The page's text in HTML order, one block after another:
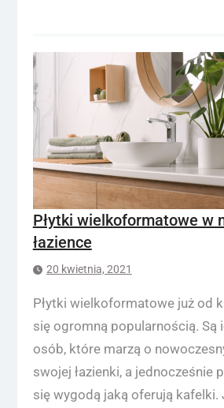
Płytki wielkoformatowe w
łazience
20 kwietnia, 2021
Płytki wielkoformatowe już od
się ogromną popularnością. Są
osób, które marzą o
swojej łazienki, a jednocześnie
się wygodą jaką oferują kafelki.